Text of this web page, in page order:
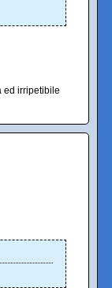
ed irripetibile